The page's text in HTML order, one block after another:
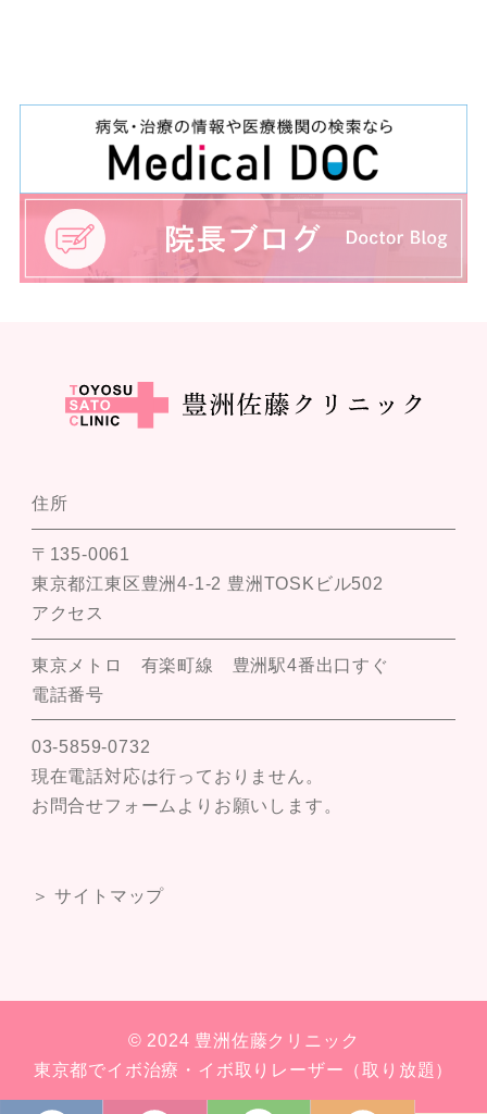
住所
〒135-0061
東京都江東区豊洲4-1-2 豊洲TOSKビル502
アクセス
東京メトロ 有楽町線 豊洲駅4番出口すぐ
電話番号
03-5859-0732
現在電話対応は行っておりません。
お問合せフォームよりお願いします。
＞ サイトマップ
© 2024 豊洲佐藤クリニック
東京都でイボ治療・イボ取りレーザー（取り放題）